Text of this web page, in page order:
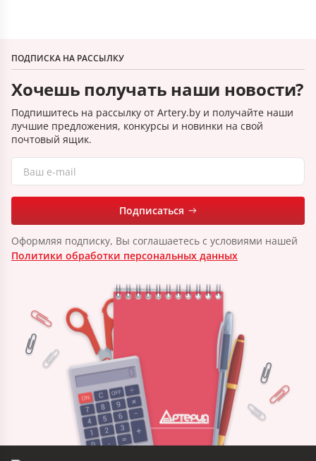
ПОДПИСКА НА РАССЫЛКУ
Хочешь получать наши новости?
Подпишитесь на рассылку от Artery.by и получайте наши
лучшие предложения, конкурсы и новинки на свой
почтовый ящик.
Подписаться
Оформляя подписку, Вы соглашаетесь с условиями нашей
Политики обработки персональных данных